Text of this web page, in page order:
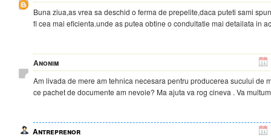
Buna ziua,as vrea sa deschid o ferma de prepelite,daca puteti sami
fi cea mai eficienta.unde as putea obtine o condultatie mai detailata in
Anonim
Am livada de mere am tehnica necesara pentru producerea sucului de
ce pachet de documente am nevoie? Ma ajuta va rog cineva . Va
Antreprenor